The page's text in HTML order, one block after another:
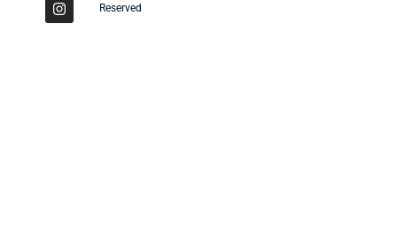
Reserved